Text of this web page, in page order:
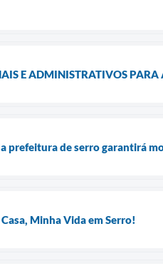
E ADMINISTRATIVOS PARA
prefeitura de serro garantirá
Minha Vida em Serro!